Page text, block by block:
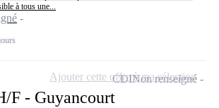
à tous une...
F - Guyancourt
CDINon renseigné
Ajouter cette offre à ma sélection